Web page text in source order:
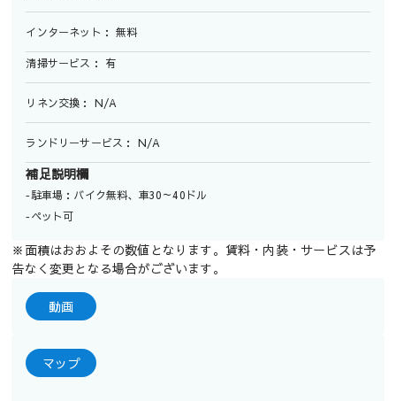
インターネット： 無料
清掃サービス： 有
リネン交換： N/A
ランドリーサービス： N/A
補足説明欄
‐駐車場：バイク無料、車30～40ドル
‐ペット可
※面積はおおよその数値となります。賃料・内装・サービスは予
告なく変更となる場合がございます。
動画
マップ